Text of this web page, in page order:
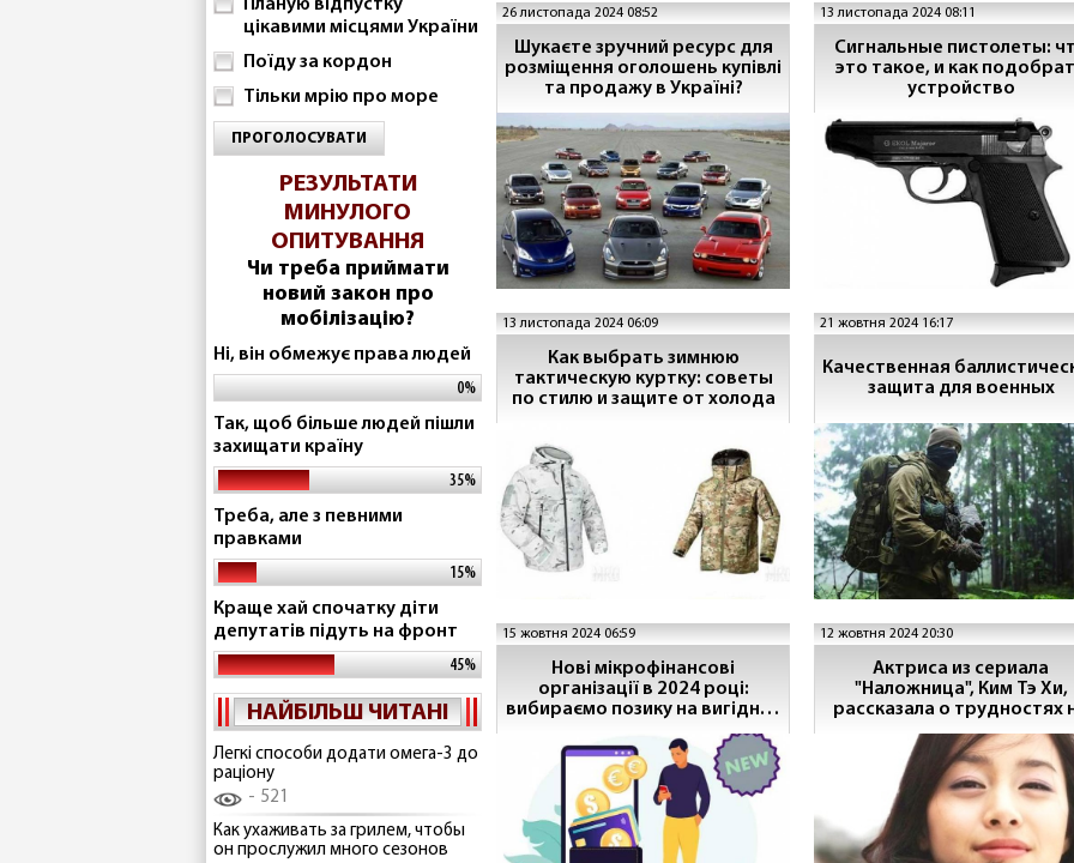
Планую відпустку
цікавими місцями України
Поїду за кордон
Тільки мрію про море
ПРОГОЛОСУВАТИ
РЕЗУЛЬТАТИ
МИНУЛОГО
ОПИТУВАННЯ
Чи треба приймати
новий закон про
мобілізацію?
Ні, він обмежує права людей
0%
Так, щоб більше людей пішли
захищати країну
35%
Треба, але з певними
правками
15%
Краще хай спочатку діти
депутатів підуть на фронт
45%
НАЙБІЛЬШ ЧИТАНІ
Легкі способи додати омега-3 до
раціону
521
Как ухаживать за грилем, чтобы
он прослужил много сезонов
26 листопада 2024 08:52
Шукаєте зручний ресурс для
розміщення оголошень купівлі
та продажу в Україні?
13 листопада 2024 08:11
Сигнальные пистолеты:
это такое, и как
устройство
13 листопада 2024 06:09
Как выбрать зимнюю
тактическую куртку: советы
по стилю и защите от холода
21 жовтня 2024 16:17
Качественная
защита для военных
15 жовтня 2024 06:59
Нові мікрофінансові
організації в 2024 році:
вибираємо позику на вигідних
12 жовтня 2024 20:30
Актриса из сериала
"Наложница", Ким Тэ Хи,
рассказала о трудностях
съемках